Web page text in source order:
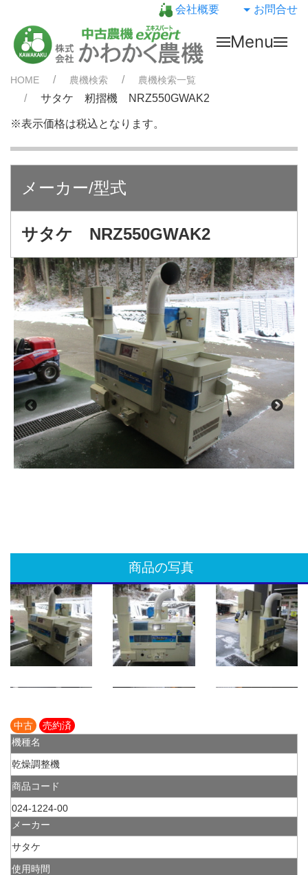
会社概要 お問合せ
Menu
HOME 農機検索 農機検索一覧
サタケ 籾摺機 NRZ550GWAK2
※表示価格は税込となります。
メーカー/型式
サタケ NRZ550GWAK2
商品の写真
中古
売約済
機種名
乾燥調整機
商品コード
024-1224-00
メーカー
サタケ
使用時間